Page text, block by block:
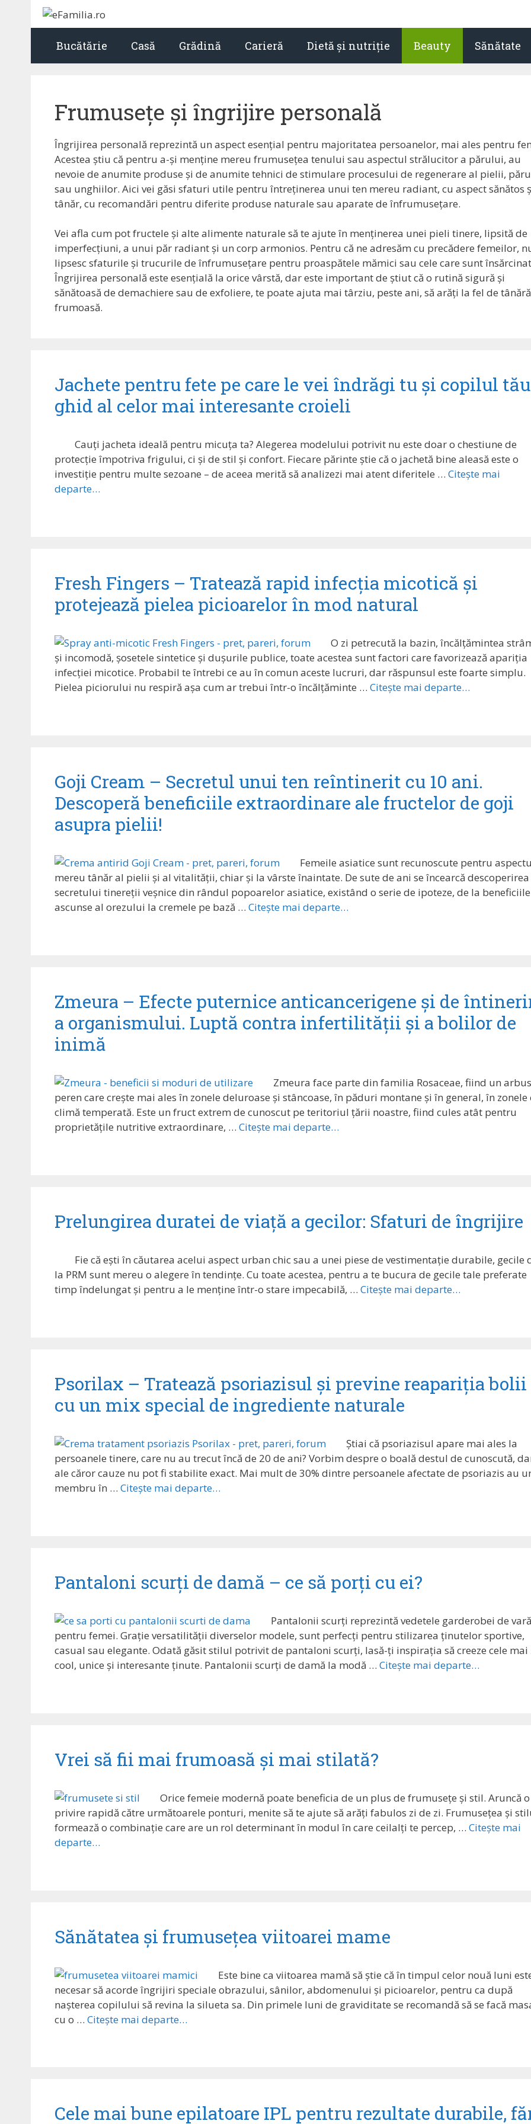
Bucătărie Casă Grădină Carieră Dietă și nutriție Beauty Sănătate
Frumusețe și îngrijire personală
Îngrijirea personală reprezintă un aspect esențial pentru majoritatea persoanelor, mai ales pentru
Acestea știu că pentru a-și menține mereu frumusețea tenului sau aspectul strălucitor a părului, au
nevoie de anumite produse și de anumite tehnici de stimulare procesului de regenerare al pielii,
sau unghiilor. Aici vei găsi sfaturi utile pentru întreținerea unui ten mereu radiant, cu aspect sănătos
tânăr, cu recomandări pentru diferite produse naturale sau aparate de înfrumusețare.
Vei afla cum pot fructele și alte alimente naturale să te ajute în menținerea unei pieli tinere, lipsită de
imperfecțiuni, a unui păr radiant și un corp armonios. Pentru că ne adresăm cu precădere femeilor,
lipsesc sfaturile și trucurile de înfrumusețare pentru proaspătele mămici sau cele care sunt
Îngrijirea personală este esențială la orice vârstă, dar este important de știut că o rutină sigură și
sănătoasă de demachiere sau de exfoliere, te poate ajuta mai târziu, peste ani, să arăți la fel de
frumoasă.
Jachete pentru fete pe care le vei îndrăgi tu și copilul
ghid al celor mai interesante croieli
Cauți jacheta ideală pentru micuța ta? Alegerea modelului potrivit nu este doar o chestiune de
protecție împotriva frigului, ci și de stil și confort. Fiecare părinte știe că o jachetă bine aleasă este o
investiție pentru multe sezoane – de aceea merită să analizezi mai atent diferitele … Citește mai
departe…
Fresh Fingers – Tratează rapid infecția micotică și
protejează pielea picioarelor în mod natural
O zi petrecută la bazin, încălțămintea
și incomodă, șosetele sintetice și dușurile publice, toate acestea sunt factori care favorizează apariția
infecției micotice. Probabil te întrebi ce au în comun aceste lucruri, dar răspunsul este foarte simplu.
Pielea piciorului nu respiră așa cum ar trebui într-o încălțăminte … Citește mai departe…
Goji Cream – Secretul unui ten reîntinerit cu 10 ani.
Descoperă beneficiile extraordinare ale fructelor de goji
asupra pielii!
Femeile asiatice sunt recunoscute pentru
mereu tânăr al pielii și al vitalității, chiar și la vârste înaintate. De sute de ani se încearcă descoperirea
secretului tinereții veșnice din rândul popoarelor asiatice, existând o serie de ipoteze, de la beneficiile
ascunse al orezului la cremele pe bază … Citește mai departe…
Zmeura – Efecte puternice anticancerigene și de
a organismului. Luptă contra infertilității și a bolilor de
inimă
Zmeura face parte din familia Rosaceae, fiind un
peren care crește mai ales în zonele deluroase și stâncoase, în păduri montane și în general, în zonele
climă temperată. Este un fruct extrem de cunoscut pe teritoriul țării noastre, fiind cules atât pentru
proprietățile nutritive extraordinare, … Citește mai departe…
Prelungirea duratei de viață a gecilor: Sfaturi de îngrijire
Fie că ești în căutarea acelui aspect urban chic sau a unei piese de vestimentație durabile, gecile
la PRM sunt mereu o alegere în tendințe. Cu toate acestea, pentru a te bucura de gecile tale preferate
timp îndelungat și pentru a le menține într-o stare impecabilă, … Citește mai departe…
Psorilax – Tratează psoriazisul și previne reapariția bolii
cu un mix special de ingrediente naturale
Știai că psoriazisul apare mai ales la
persoanele tinere, care nu au trecut încă de 20 de ani? Vorbim despre o boală destul de cunoscută,
ale căror cauze nu pot fi stabilite exact. Mai mult de 30% dintre persoanele afectate de psoriazis au
membru în … Citește mai departe…
Pantaloni scurți de damă – ce să porți cu ei?
Pantalonii scurți reprezintă vedetele garderobei de vară
pentru femei. Grație versatilității diverselor modele, sunt perfecți pentru stilizarea ținutelor sportive,
casual sau elegante. Odată găsit stilul potrivit de pantaloni scurți, lasă-ți inspirația să creeze cele mai
cool, unice și interesante ținute. Pantalonii scurți de damă la modă … Citește mai departe…
Vrei să fii mai frumoasă și mai stilată?
Orice femeie modernă poate beneficia de un plus de frumusețe și stil. Aruncă o
privire rapidă către următoarele ponturi, menite să te ajute să arăți fabulos zi de zi. Frumusețea și
formează o combinație care are un rol determinant în modul în care ceilalți te percep, … Citește mai
departe…
Sănătatea și frumusețea viitoarei mame
Este bine ca viitoarea mamă să știe că în timpul celor nouă luni
necesar să acorde îngrijiri speciale obrazului, sânilor, abdomenului și picioarelor, pentru ca după
nașterea copilului să revina la silueta sa. Din primele luni de graviditate se recomandă să se facă
cu o … Citește mai departe…
Cele mai bune epilatoare IPL pentru rezultate durabile,